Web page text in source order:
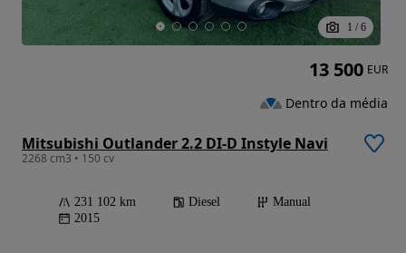
1 / 6
Mitsubishi Outlander 2.2 DI-D Instyle Navi
2268 cm3 • 150 cv
231 102 km Diesel
Manual
2015
13 500 EUR
Dentro da média